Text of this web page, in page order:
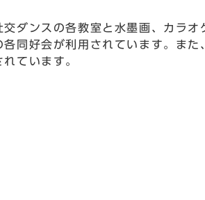
ダンスの各教室と水墨画、カラオ
同好会が利用されています。また
ています。